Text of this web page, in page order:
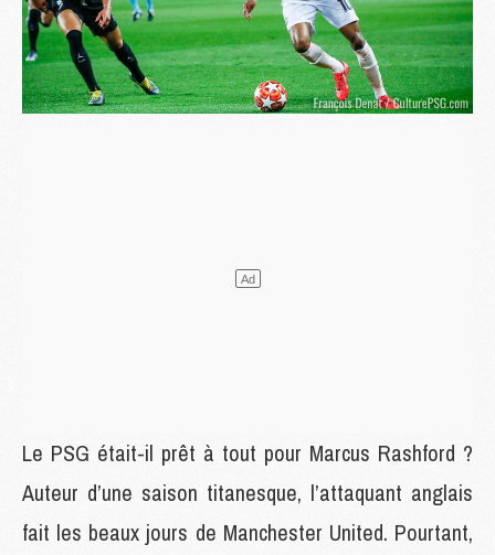
Le PSG était-il prêt à tout pour Marcus Rashford ?
Auteur d’une saison titanesque, l’attaquant anglais
fait les beaux jours de Manchester United. Pourtant,